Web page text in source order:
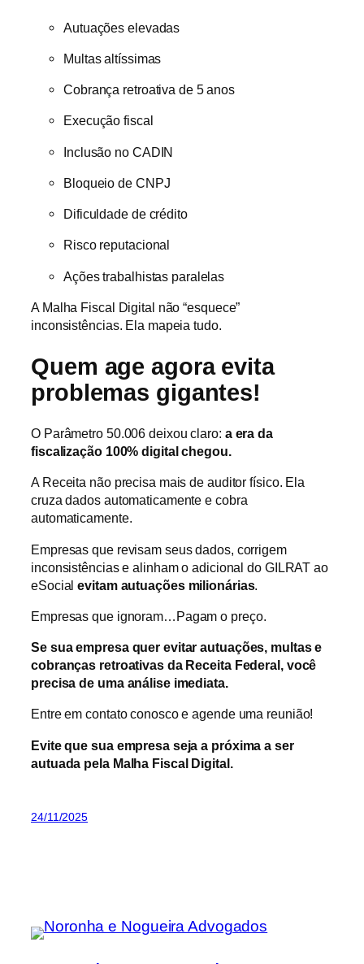
Autuações elevadas
Multas altíssimas
Cobrança retroativa de 5 anos
Execução fiscal
Inclusão no CADIN
Bloqueio de CNPJ
Dificuldade de crédito
Risco reputacional
Ações trabalhistas paralelas
A Malha Fiscal Digital não “esquece”
inconsistências. Ela mapeia tudo.
Quem age agora evita
problemas gigantes!
O Parâmetro 50.006 deixou claro: a era da
fiscalização 100% digital chegou.
A Receita não precisa mais de auditor físico. Ela
cruza dados automaticamente e cobra
automaticamente.
Empresas que revisam seus dados, corrigem
inconsistências e alinham o adicional do GILRAT ao
eSocialevitam autuações milionárias.
Empresas que ignoram…Pagam o preço.
Se sua empresa quer evitar autuações, multas e
cobranças retroativas da Receita Federal, você
precisa de uma análise imediata.
Entre em contato conosco e agende uma reunião!
Evite que sua empresa seja a próxima a ser
autuada pela Malha Fiscal Digital.
24/11/2025